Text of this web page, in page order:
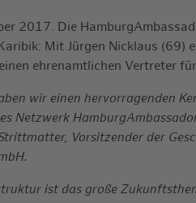
2017. Die
Mit Jürgen Nicklaus (69)
ehrenamtlichen Vertreter
wir einen hervorragenden
Netzwerk
Vorsitzender der
ist das große